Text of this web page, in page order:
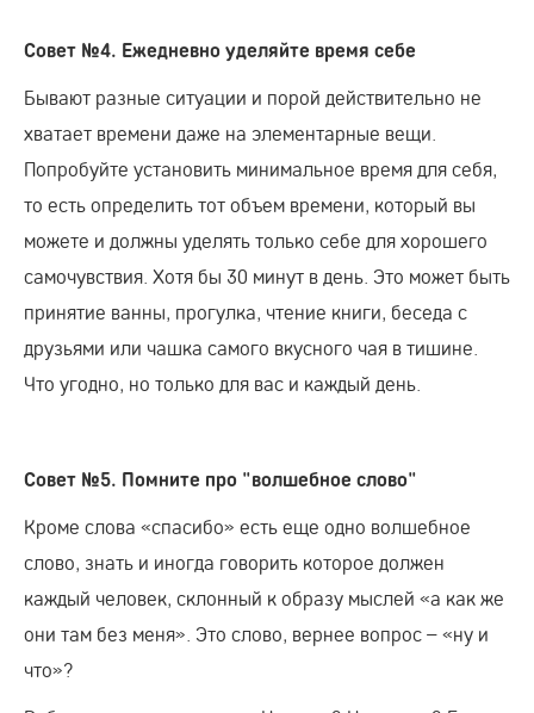
Совет №4. Ежедневно уделяйте время себе
Бывают разные ситуации и порой действительно не
хватает времени даже на элементарные вещи.
Попробуйте установить минимальное время для себя,
то есть определить тот объем времени, который вы
можете и должны уделять только себе для хорошего
самочувствия. Хотя бы 30 минут в день. Это может быть
принятие ванны, прогулка, чтение книги, беседа с
друзьями или чашка самого вкусного чая в тишине.
Что угодно, но только для вас и каждый день.
Совет №5. Помните про "волшебное слово"
Кроме слова «спасибо» есть еще одно волшебное
слово, знать и иногда говорить которое должен
каждый человек, склонный к образу мыслей «а как же
они там без меня». Это слово, вернее вопрос – «ну и
что»?